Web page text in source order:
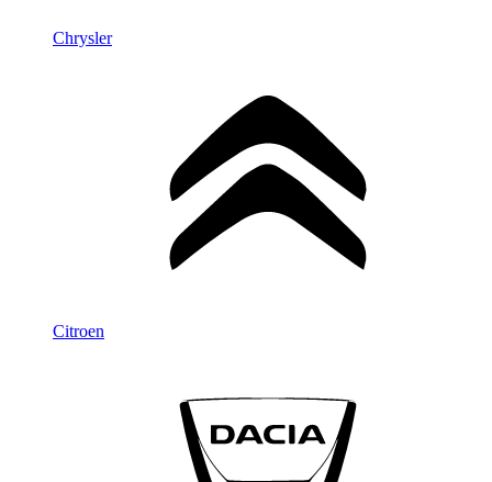
Chrysler
Citroen